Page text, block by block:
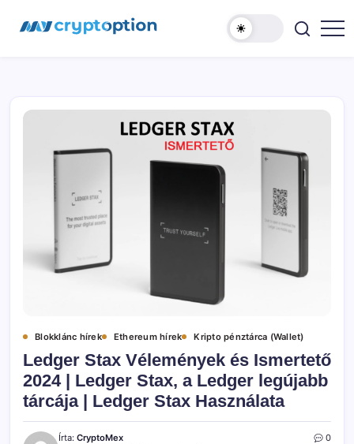
MyCryptOption
Blokklánc hírek Ethereum hírek Kripto pénztárca (Wallet)
Ledger Stax Vélemények és Ismertető
2024 | Ledger Stax, a Ledger legújabb
tárcája | Ledger Stax Használata
Írta: CryptoMex
0